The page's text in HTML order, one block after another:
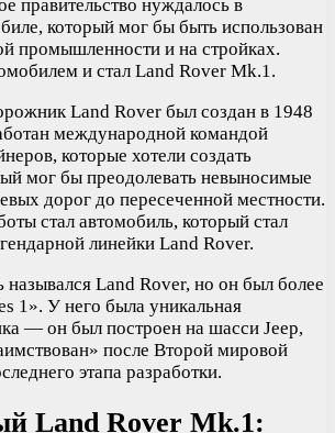
правительство нуждалось в
который мог бы быть использован
промышленности и на стройках.
и стал Land Rover Mk.1.
Land Rover был создан в 1948
международной командой
которые хотели создать
мог бы преодолевать невыносимые
дорог до пересеченной местности.
стал автомобиль, который стал
линейки Land Rover.
Land Rover, но он был более
1». У него была уникальная
— он был построен на шасси Jeep,
после Второй мировой
этапа разработки.
Land Rover Mk.1: